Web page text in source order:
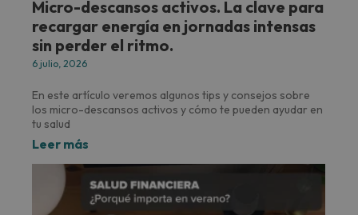
Micro-descansos activos. La clave para
recargar energía en jornadas intensas
sin perder el ritmo.
6 julio, 2026
En este artículo veremos algunos tips y consejos sobre
los micro-descansos activos y cómo te pueden ayudar en
tu salud
Leer más